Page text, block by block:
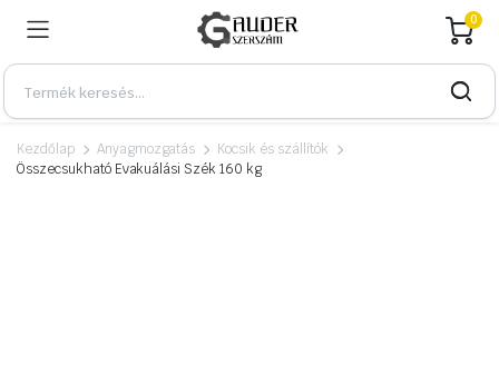
0
Kezdőlap Anyagmozgatás
Kocsik és szállítók
Összecsukható Evakuálási Szék 160 kg